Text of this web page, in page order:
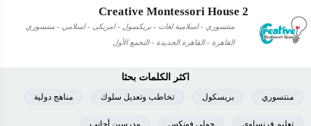
Creative Montessori House 2
منتسوري - اسلامية لغات - بريكسول - امريكى - اسلامي - منتسوري
القاهرة - القاهرة الجديدة - التجمع الأول
اكثر الكلمات بحثا
منتسوري بريسكول تخاطب وتعديل سلوك مناهج دولية
تعليم فرنساوي جولي فونكس مدرسين أجانب